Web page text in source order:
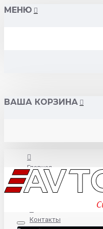
МЕНЮ
ВАША КОРЗИНА
Главная
О нас
Контакты